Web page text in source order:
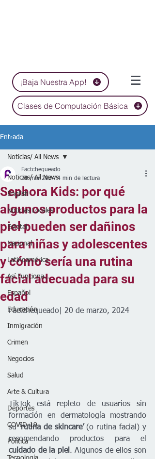
¡Baja Nuestra App!
Clases de Computación Básica
Entrada
Noticias/ All News
English
Noticias Locales
Estatal
Nacional
Latinoamérica
Así Funciona...
Español
Educación
Inmigración
Crimen
Negocios
Salud
Arte & Cultura
Deportes
COVID-19
Política
Noticias/ All News
Sephora Kids: por qué
algunos productos para la
piel pueden ser dañinos
para niñas y adolescentes
y cómo sería una rutina
facial adecuada para su
edad
Factchequeado
20 mar 2024 4 min de lectura
Factchequeado| 20 de marzo, 2024
TikTok está repleto de usuarios sin
formación en dermatología mostrando
su ‘rutina de skincare’ (o rutina facial) y
cuidado de la piel . Algunos de ellos son